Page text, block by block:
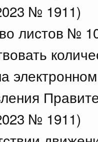
№ 1911)
листов №
№ 1911)